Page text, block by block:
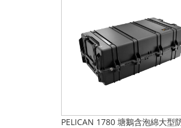
PELICAN 1780 塘鵝含泡綿大型